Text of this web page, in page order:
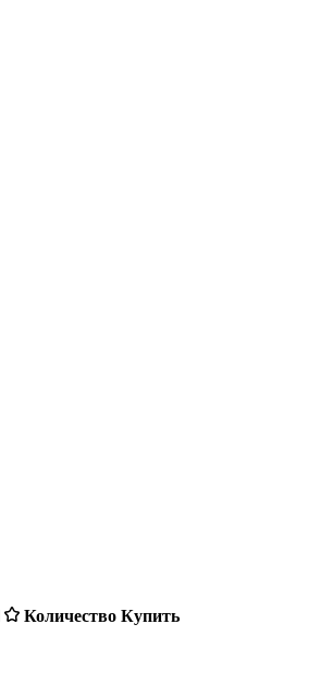
Количество Купить